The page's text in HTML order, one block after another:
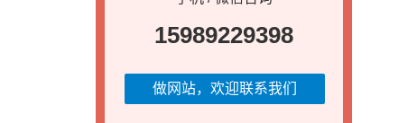
15989229398
做网站，欢迎联系我们